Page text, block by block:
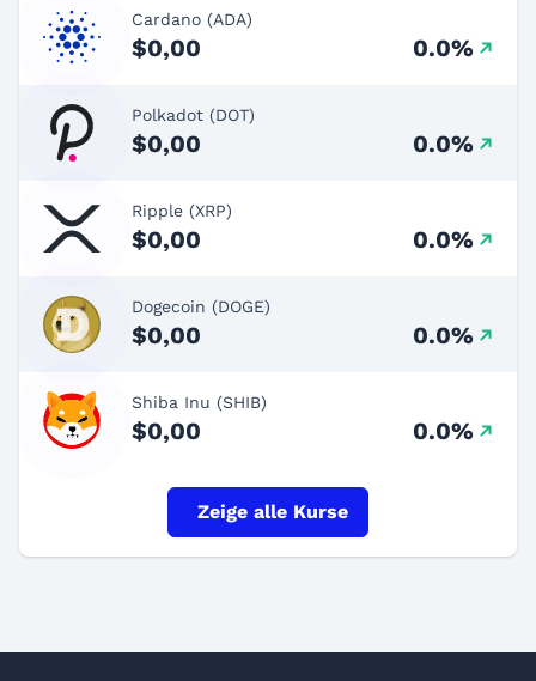
Cardano (ADA)
$0,00 0.0%
Polkadot (DOT)
$0,00 0.0%
Ripple (XRP)
$0,00 0.0%
Dogecoin (DOGE)
$0,00 0.0%
Shiba Inu (SHIB)
$0,00 0.0%
Zeige alle Kurse